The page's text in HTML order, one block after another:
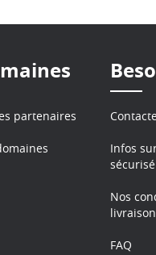
partenaires
Infos
sécurisé
Nos
livraison
FAQ